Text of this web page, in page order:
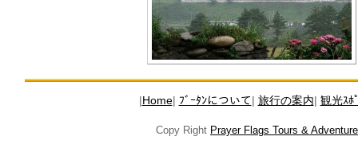
|Home| ﾌﾞｰﾀﾝについて| 旅行の案内| 観光ｽﾎ
Copy Right Prayer Flags Tours &